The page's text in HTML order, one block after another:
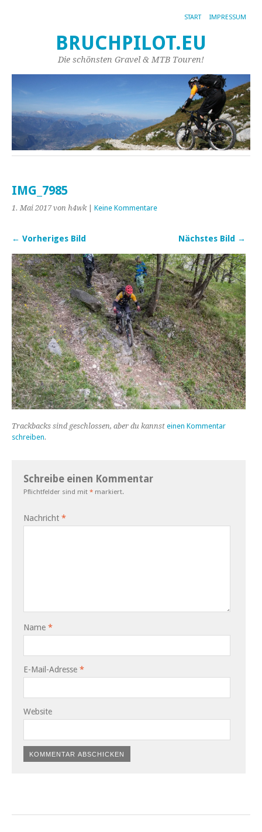
START IMPRESSUM
BRUCHPILOT.EU
Die schönsten Gravel & MTB Touren!
IMG_7985
1. Mai 2017 von h4wk| Keine Kommentare
← Vorheriges Bild Nächstes Bild →
Trackbacks sind geschlossen, aber du kannst einen Kommentar
schreiben.
Schreibe einen Kommentar
Pflichtfelder sind mit * markiert.
Nachricht *
Name *
E-Mail-Adresse *
Website